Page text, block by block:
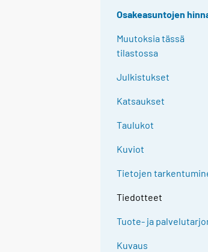
Osakeasuntojen
Muutoksia tässä
tilastossa
Julkistukset
Katsaukset
Taulukot
Kuviot
Tietojen
Tiedotteet
Tuote- ja
Kuvaus